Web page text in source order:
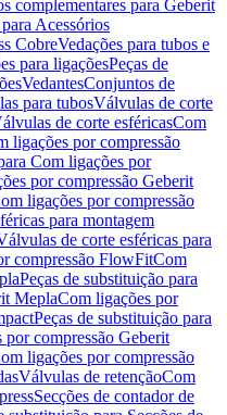
complementares para Geberit
Acessórios
CobreVedações para tubos e
para ligaçõesPeças de
VedantesConjuntos de
para tubosVálvulas de corte
de corte esféricasCom
ligações por compressão
Com ligações por
por compressão Geberit
ligações por compressão
para montagem
de corte esféricas para
compressão FlowFitCom
Peças de substituição para
MeplaCom ligações por
Peças de substituição para
por compressão Geberit
ligações por compressão
Válvulas de retençãoCom
Secções de contador de